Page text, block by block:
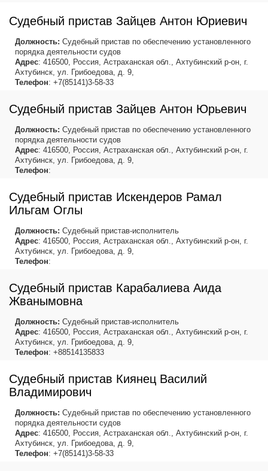
Судебный пристав Зайцев Антон Юриевич
Должность: Судебный пристав по обеспечению установленного
порядка деятельности судов
Адрес: 416500, Россия, Астраханская обл., Ахтубинский р-он, г.
Ахтубинск, ул. Грибоедова, д. 9,
Телефон: +7(85141)3-58-33
Судебный пристав Зайцев Антон Юрьевич
Должность: Судебный пристав по обеспечению установленного
порядка деятельности судов
Адрес: 416500, Россия, Астраханская обл., Ахтубинский р-он, г.
Ахтубинск, ул. Грибоедова, д. 9,
Телефон:
Судебный пристав Искендеров Рамал
Ильгам Оглы
Должность: Судебный пристав-исполнитель
Адрес: 416500, Россия, Астраханская обл., Ахтубинский р-он, г.
Ахтубинск, ул. Грибоедова, д. 9,
Телефон:
Судебный пристав Карабалиева Аида
Жванымовна
Должность: Судебный пристав-исполнитель
Адрес: 416500, Россия, Астраханская обл., Ахтубинский р-он, г.
Ахтубинск, ул. Грибоедова, д. 9,
Телефон: +88514135833
Судебный пристав Киянец Василий
Владимирович
Должность: Судебный пристав по обеспечению установленного
порядка деятельности судов
Адрес: 416500, Россия, Астраханская обл., Ахтубинский р-он, г.
Ахтубинск, ул. Грибоедова, д. 9,
Телефон: +7(85141)3-58-33